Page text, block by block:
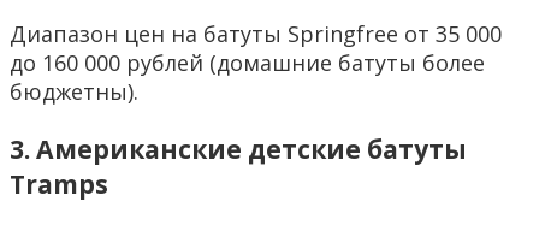
Диапазон цен на батуты Springfree от 35 000
до 160 000 рублей (домашние батуты более
бюджетны).
3. Американские детские батуты
Tramps